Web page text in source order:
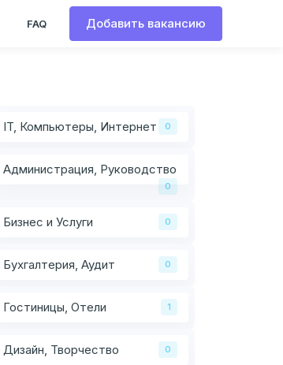
FAQ Добавить вакансию
IT, Компьютеры, Интернет 0
Администрация, Руководство
0
Бизнес и Услуги 0
Бухгалтерия, Аудит 0
Гостиницы, Отели 1
Дизайн, Творчество 0